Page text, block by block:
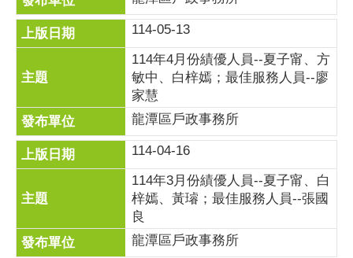
114-05-13
114年4月份績優人員--夏子甯、方
敏中、白梓嫣；最佳服務人員--廖
家慧
龍潭區戶政事務所
114-04-16
114年3月份績優人員--夏子甯、白
梓嫣、黃璿；最佳服務人員--張國
良
龍潭區戶政事務所